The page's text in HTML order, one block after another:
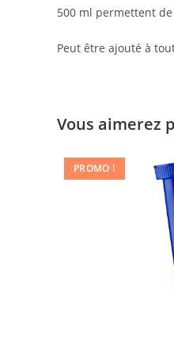
500 ml permettent
Peut être ajouté à
Vous aimerez
PROMO !